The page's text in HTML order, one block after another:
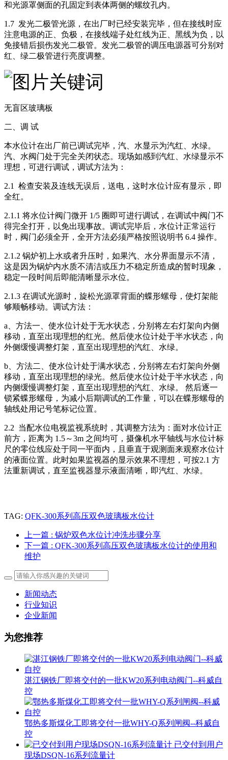
和光源罩侧面的孔固定到表体两侧的螺纹孔内。
1.7 发光二极管光源，在出厂时已经安装完毕，但在接线时应
注意电源的正、负极，在接线端子处红线为正、黑线为负，以
免接错后损伤发光二极管。发光二极管的调压电源器可分别对
红、绿二极管进行亮度调整。
无盲区玻璃板
二、调 试
本水位计在出厂前已调试完毕，汽、水显示为汽红、水绿。
汽、水阀门处于完全关闭状态。现场如感到汽红、水绿显示不
理想，可进行调试，调试方法为：
2.1 检查安装及连线无误后，送电，这时水位计应有显示，即
全红。
2.1.1 将水位计阀门微开 1/5 圈即可进行调试，在调试中阀门不
得完全打开，以免出现事故。调试完毕后，水位计正常运行
时，阀门必须全开，全开方法必须严格按照说明书 6.4 操作。
2.1.2 锅炉初上水或者升压时，如果汽、水分界面显示不清，
这是因为锅炉内水质不清洁或压力不稳定所造成的暂时现象，
稳定一段时间后即能清晰显示水位。
2.1.3 在调试光源时，旋松光源罩背面的蝶形螺母，使灯架能
够顺畅移动。调试方法：
a、方法一、使水位计处于无水状态，分别将左右灯架向内侧
移动，直至出现理想的红光。然后使水位计处于半水状态，向
外侧缓慢调整灯架，直至出现理想的汽红、水绿。
b、方法二、使水位计处于满水状态，分别将左右灯架向外侧
移动，直至出现理想的绿光。然后使水位计处于半水状态，向
内侧缓慢调整灯架，直至出现理想的汽红、水绿。 然后逐一
锁紧蝶形螺母，为减小后期调试的工作量，可以在蝶形螺母的
轴线处用记号笔标记位置。
2.2 当配水位电视监视系统时，其调整方法为：面对水位计正
前方，距离为 1.5～3m 之间均可，摄像机水平轴线与水位计标
尺的零位线应处于同一平面内，且垂直于观测面来观察水位计
的液面位置。此时如果监视器的显示效果不理想，可按2.1 方
法重新调试，直至监视器显示液面清晰，即汽红、水绿。
TAG: QFK-300系列高压双色玻璃板水位计
上一篇 : 锅炉双色水位计冲洗步骤分享
下一篇 : QFK-300系列高压双色玻璃板水位计的使用和
维护
新闻动态
行业知识
企业新闻
为您推荐
湛江钢铁厂即将交付的一批KW20系列电动阀门--科威自
控
鄂热多斯煤化工即将交付一批WHY-Q系列闸阀--科威自
控
已交付到用户
现场DSQN-16系列流量计